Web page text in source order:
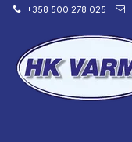
Siirry pääsisältöön
+358 500 278 025